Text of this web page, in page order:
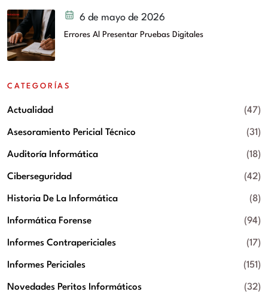
6 de mayo de 2026
Errores Al Presentar Pruebas Digitales
CATEGORÍAS
Actualidad (47)
Asesoramiento Pericial Técnico (31)
Auditoría Informática (18)
Ciberseguridad (42)
Historia De La Informática (8)
Informática Forense (94)
Informes Contrapericiales (17)
Informes Periciales (151)
Novedades Peritos Informáticos (32)